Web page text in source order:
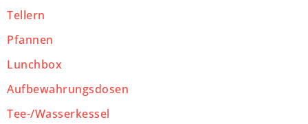
Tellern
Pfannen
Lunchbox
Aufbewahrungsdosen
Tee-/Wasserkessel